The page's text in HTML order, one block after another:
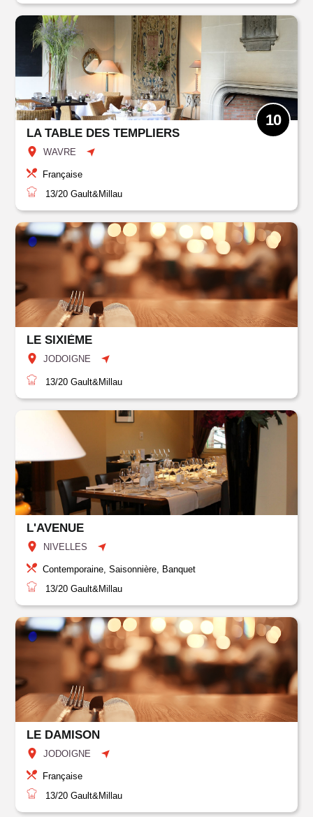
LA TABLE DES TEMPLIERS
WAVRE
10
Française
13/20 Gault&Millau
LE SIXIÈME
JODOIGNE
13/20 Gault&Millau
L'AVENUE
NIVELLES
Contemporaine, Saisonnière, Banquet
13/20 Gault&Millau
LE DAMISON
JODOIGNE
Française
13/20 Gault&Millau